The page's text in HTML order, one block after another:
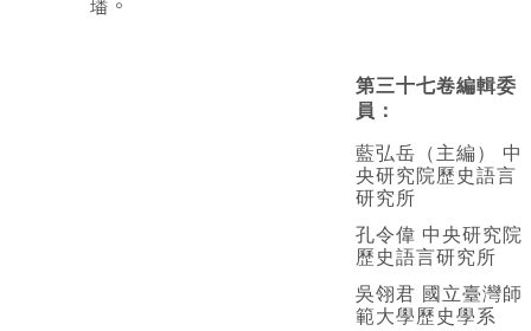
璠。
第三十七卷編輯委
員：
藍弘岳（主編） 中
央研究院歷史語言
研究所
孔令偉 中央研究院
歷史語言研究所
吳翎君 國立臺灣師
範大學歷史學系